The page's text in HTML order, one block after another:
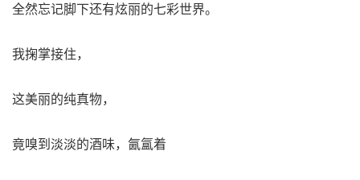
全然忘记脚下还有炫丽的七彩世界。
我掬掌接住，
这美丽的纯真物，
竟嗅到淡淡的酒味，氤氲着